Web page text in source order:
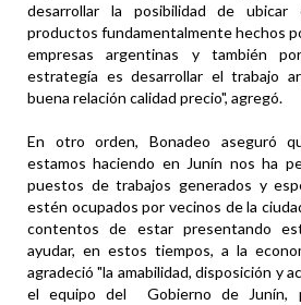
desarrollar la posibilidad de
productos fundamentalmente hechos
empresas argentinas y también
estrategía es desarrollar el trabajo
buena relación calidad precio", agregó.
En otro orden, Bonadeo aseguró
estamos haciendo en Junín nos ha
puestos de trabajos generados y
estén ocupados por vecinos de la
contentos de estar presentando
ayudar, en estos tiempos, a la
agradeció "la amabilidad, disposición y
el equipo del Gobierno de Junín,